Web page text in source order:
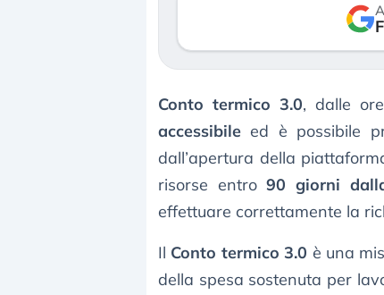
Conto termico 3.0, dalle
accessibile ed è possibile
dall’apertura della
risorse entro90 giorni
effettuare correttamente la
Il Conto termico 3.0 è una
della spesa sostenuta per